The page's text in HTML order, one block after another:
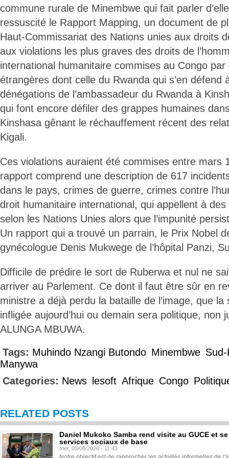
commune rurale de Minembwe qui fait parler
ressuscité le Rapport Mapping, un document de
Haut-Commissariat des Nations unies aux droits
aux violations les plus graves des droits de
international humanitaire commises au Congo
étrangères dont celle du Rwanda qui s’en défend
dénégations de l’ambassadeur du Rwanda à
qui font encore défiler des grappes humaines
Kinshasa gênant le réchauffement récent des
Kigali.
Ces violations auraient été commises entre mars
rapport comprend une description de 617
dans le pays, crimes de guerre, crimes contre
droit humanitaire international, qui appellent à
selon les Nations Unies alors que l’impunité
Un rapport qui a trouvé un parrain, le Prix Nobel
gynécologue Denis Mukwege de l’hôpital Panzi,
Difficile de prédire le sort de Ruberwa et nul ne
arriver au Parlement. Ce dont il faut être sûr en
ministre a déjà perdu la bataille de l’image, que
infligée aujourd’hui ou demain sera politique, non
ALUNGA MBUWA.
Tags: Muhindo Nzangi Butondo Minembwe
Manywa
Categories: News lesoft Afrique Congo
RELATED POSTS
Daniel Mukoko Samba rend visite au GUCE et
services sociaux de base
mer, 05/08/2026 - 11:43